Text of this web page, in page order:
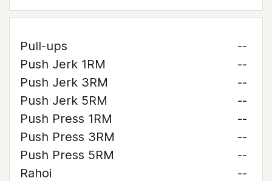
Pull-ups
--
Push Jerk 1RM
--
Push Jerk 3RM
--
Push Jerk 5RM
--
Push Press 1RM
--
Push Press 3RM
--
Push Press 5RM
--
Rahoi
--